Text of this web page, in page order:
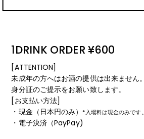
1DRINK ORDER ¥600
[ATTENTION]
未成年の方へはお酒の提供は出来ません。
身分証のご提示をお願い致します。
[お支払い方法]
・現金（日本円のみ）*入場料は現金のみです。
・電子決済（PayPay)